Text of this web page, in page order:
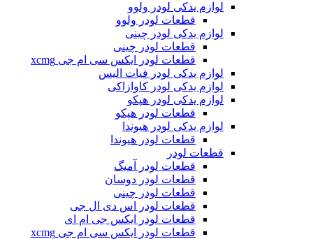
لوازم یدکی لودر ولوو
قطعات لودر ولوو
لوازم یدکی لودر چینی
قطعات لودر چینی
قطعات لودر ایکس سی ام جی xcmg
لوازم یدکی لودر فیات الیس
لوازم یدکی لودر کاوازاکی
لوازم یدکی لودر هپکو
قطعات لودر هپکو
لوازم یدکی لودر هیوندا
قطعات لودر هیوندا
قطعات لودر
قطعات لودر آمیگ
قطعات لودر دوسان
قطعات لودر چینی
قطعات لودر اس دی ال جی
قطعات لودر ایکس جی ام ای
قطعات لودر ایکس سی ام جی xcmg